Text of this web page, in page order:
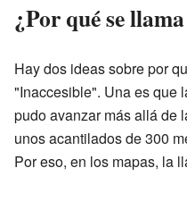
¿Por qué se
Hay dos ideas sobre por
"Inaccesible". Una es que
pudo avanzar más allá de
unos acantilados de 300
Por eso, en los mapas, la